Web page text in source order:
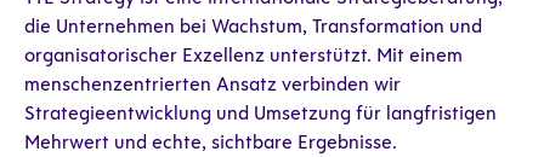
die Unternehmen bei Wachstum, Transformation und
organisatorischer Exzellenz unterstützt. Mit einem
menschenzentrierten Ansatz verbinden wir
Strategieentwicklung und Umsetzung für langfristigen
Mehrwert und echte, sichtbare Ergebnisse.